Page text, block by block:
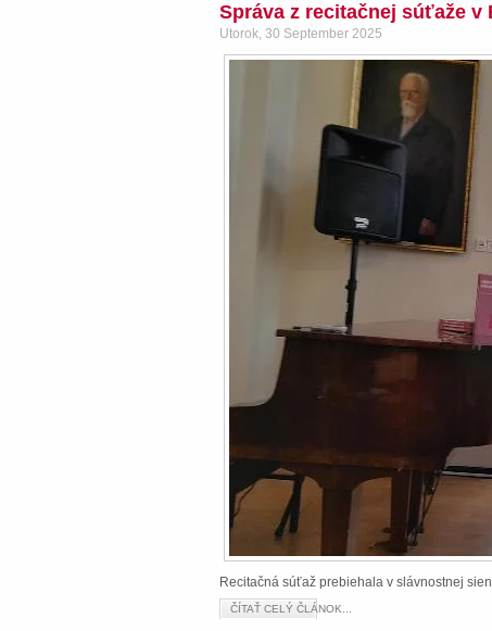
Správa z recitačnej súťaže v
Utorok, 30 September 2025
Recitačná súťaž prebiehala v slávnostnej
ČÍTAŤ CELÝ ČLÁNOK...